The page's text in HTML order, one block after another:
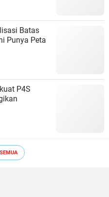
Batas
Punya Peta
P4S